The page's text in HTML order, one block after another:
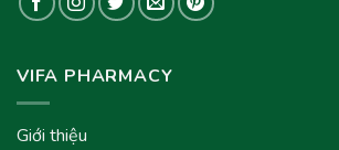
VIFA PHARMACY
Giới thiệu